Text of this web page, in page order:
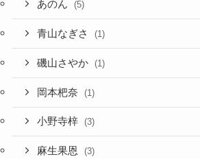
あのん (5)
青山なぎさ (1)
磯山さやか (1)
岡本杷奈 (1)
小野寺梓 (3)
麻生果恩 (3)